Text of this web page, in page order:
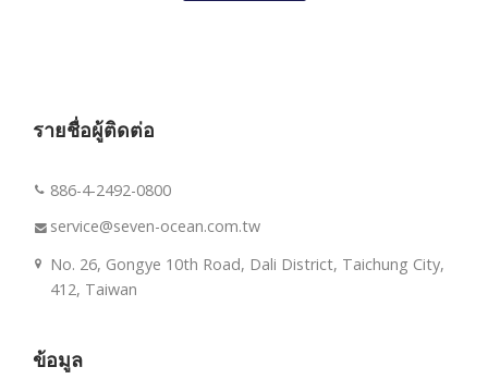
รายชื่อผู้ติดต่อ
886-4-2492-0800
service@seven-ocean.com.tw
No. 26, Gongye 10th Road, Dali District, Taichung City,
412, Taiwan
ข้อมูล